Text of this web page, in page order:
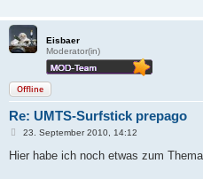
Eisbaer
Moderator(in)
Offline
Re: UMTS-Surfstick prepago
B
i
23. September 2010, 14:12
Hier habe ich noch etwas zum